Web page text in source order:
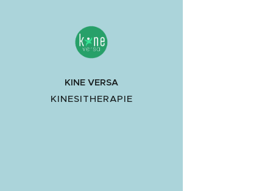
KINE VERSA
KINESITHERAPIE